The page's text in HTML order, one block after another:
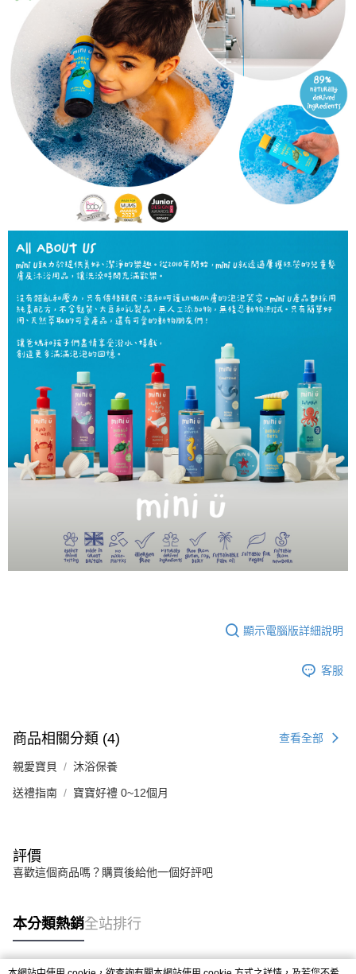
顯示電腦版詳細說明
客服
商品相關分類 (4) 查看全部
親愛寶貝 沐浴保養
送禮指南 寶寶好禮 0~12個月
評價
喜歡這個商品嗎？購買後給他一個好評吧
本分類熱銷全站排行